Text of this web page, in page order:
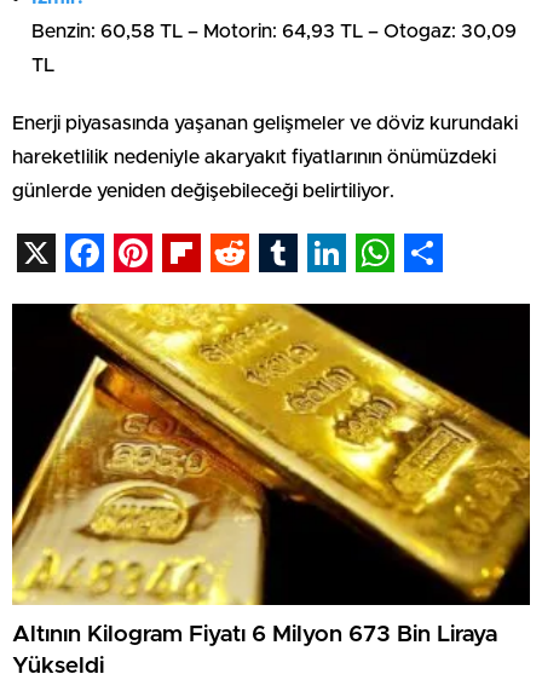
Benzin: 60,58 TL – Motorin: 64,93 TL – Otogaz: 30,09
TL
Enerji piyasasında yaşanan gelişmeler ve döviz kurundaki
hareketlilik nedeniyle akaryakıt fiyatlarının önümüzdeki
günlerde yeniden değişebileceği belirtiliyor.
Altının Kilogram Fiyatı 6 Milyon 673 Bin Liraya
Yükseldi